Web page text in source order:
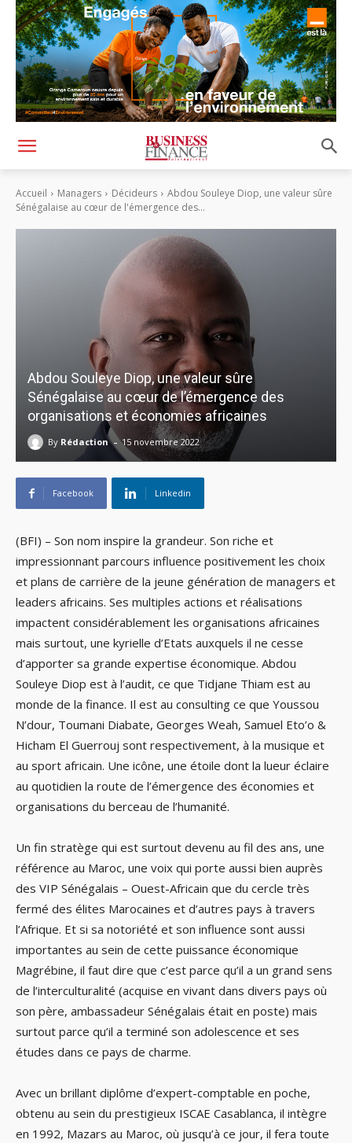
Accueil Managers Décideurs
Abdou Souleye Diop, une valeur sûre
Sénégalaise au cœur de l'émergence des...
Abdou Souleye Diop, une valeur sûre
Sénégalaise au cœur de l’émergence des
organisations et économies africaines
By Rédaction - 15 novembre 2022
Facebook Linkedin
(BFI) – Son nom inspire la grandeur. Son riche et
impressionnant parcours influence positivement les choix
et plans de carrière de la jeune génération de managers et
leaders africains. Ses multiples actions et réalisations
impactent considérablement les organisations africaines
mais surtout, une kyrielle d’Etats auxquels il ne cesse
d’apporter sa grande expertise économique. Abdou
Souleye Diop est à l’audit, ce que Tidjane Thiam est au
monde de la finance. Il est au consulting ce que Youssou
N’dour, Toumani Diabate, Georges Weah, Samuel Eto’o &
Hicham El Guerrouj sont respectivement, à la musique et
au sport africain. Une icône, une étoile dont la lueur éclaire
au quotidien la route de l’émergence des économies et
organisations du berceau de l’humanité.
Un fin stratège qui est surtout devenu au fil des ans, une
référence au Maroc, une voix qui porte aussi bien auprès
des VIP Sénégalais – Ouest-Africain que du cercle très
fermé des élites Marocaines et d’autres pays à travers
l’Afrique. Et si sa notoriété et son influence sont aussi
importantes au sein de cette puissance économique
Magrébine, il faut dire que c’est parce qu’il a un grand sens
de l’interculturalité (acquise en vivant dans divers pays où
son père, ambassadeur Sénégalais était en poste) mais
surtout parce qu’il a terminé son adolescence et ses
études dans ce pays de charme.
Avec un brillant diplôme d’expert-comptable en poche,
obtenu au sein du prestigieux ISCAE Casablanca, il intègre
en 1992, Mazars au Maroc, où jusqu’à ce jour, il fera toute